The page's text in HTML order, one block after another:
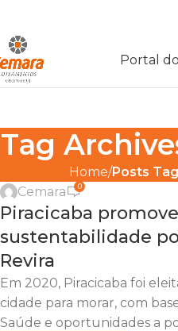
Portal
Tag
Home Posts
19
DICAS,LOTEAMENTOS ,
RESIDENCIAL VITÓRIA RÉGIA
Cemara 0
Piracicaba
sustentabilidade
Revira
Em 2020, Piracicaba foi
cidade para morar, com
Saúde e oportunidades a